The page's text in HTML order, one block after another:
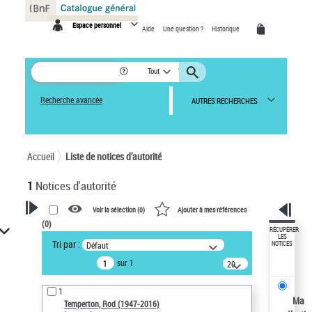
Espace personnel Aide Une question ? Historique
Tout
Recherche avancée AUTRES RECHERCHES
Accueil Liste de notices d’autorité
1 Notices d'autorité
VOTRE RECHERCHE
Recherche avancée dans les
notices d’autorité
Œuvres liées à l'auteur :
Temperton, Rod (1947-2016)
Voir la sélection (0) Ajouter à mes références
(0)
Tri par : Défaut
sur 1
20
résultats/page
1
Temperton, Rod (1947-2016)
RÉCUPÉRER
LES
NOTICES
Ma
Panneau de gestion des cookies